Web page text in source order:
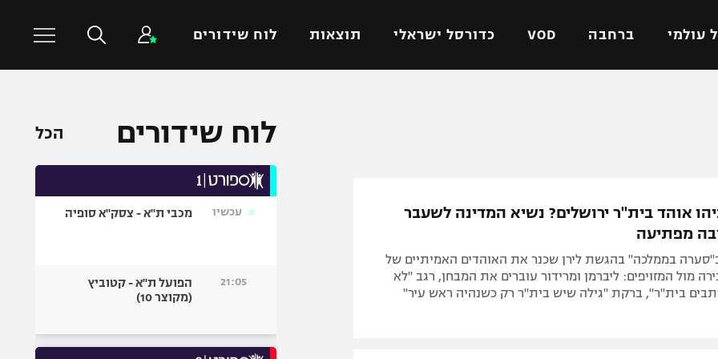
עולמי ברחבה VOD כדורסל ישראלי תוצאות לוח שידורים
ישראל
ליגה איטלקית
ליגה צרפתית
הפועל ירושלים
דני אבדיה
כדורסל עולמי
כדורעף
ספורט אולימפי
היאבקות WWE
אוהד בית"ר ירושלים? נשיא המדינה לשעבר
מפתיעה
בממלכה" בהגשת לירן שכנר את האוהדים האמיתיים של
מול המזויפים: ליברמן ומרידור עוברים את המבחן, רגב "לא
בית"ר", ברקת "גילה שיש בית"ר רק כשנהיה ראש עיר"
לוח שידורים הכל
עכשיו מכבי ת"א - צסק"א סופיה
21:05
הפועל ת"א - קטוביץ
(מקוצר 10)